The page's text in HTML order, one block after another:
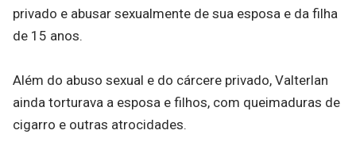
privado e abusar sexualmente de sua esposa e da filha
de 15 anos.
Além do abuso sexual e do cárcere privado, Valterlan
ainda torturava a esposa e filhos, com queimaduras de
cigarro e outras atrocidades.